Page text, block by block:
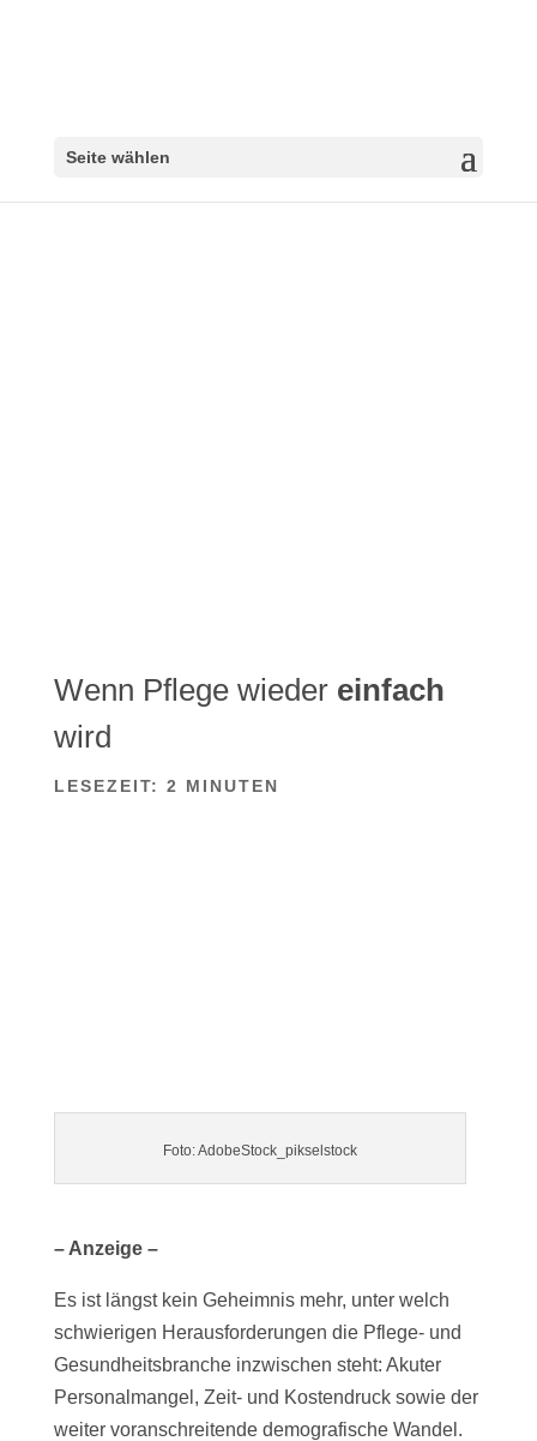
Seite wählen
Wenn Pflege wieder einfach
wird
LESEZEIT: 2 MINUTEN
Foto: AdobeStock_pikselstock
– Anzeige –
Es ist längst kein Geheimnis mehr, unter welch
schwierigen Herausforderungen die Pflege- und
Gesundheitsbranche inzwischen steht: Akuter
Personalmangel, Zeit- und Kostendruck sowie der
weiter voranschreitende demografische Wandel.